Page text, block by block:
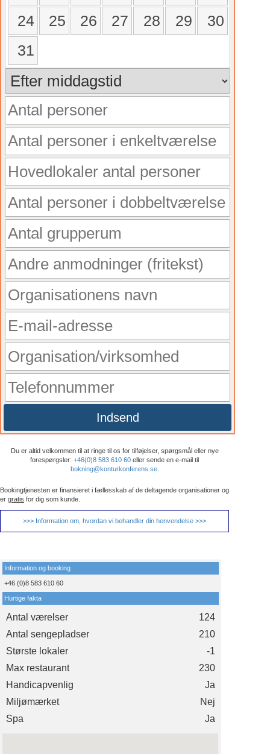
24 25 26 27 28 29
30
31
Indsend
Du er altid velkommen til at ringe til os for tilføjelser, spørgsmål eller nye
forespørgsler: +46(0)8 583 610 60 eller sende en e-mail til
bokning@konturkonferens.se.
Bookingtjenesten er finansieret i fællesskab af de deltagende organisationer og
er gratis for dig som kunde.
>>> Information om, hvordan vi behandler din henvendelse >>>
Information og booking
+46 (0)8 583 610 60
Hurtige fakta
Antal værelser
124
Antal sengepladser
210
Største lokaler
-1
Max restaurant
230
Handicapvenlig
Ja
Miljømærket
Nej
Spa
Ja